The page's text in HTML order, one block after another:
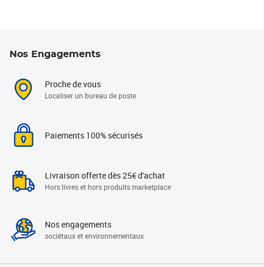
Nos Engagements
Proche de vous
Localiser un bureau de poste
Paiements 100% sécurisés
Livraison offerte dès 25€ d'achat
Hors livres et hors produits marketplace
Nos engagements
sociétaux et environnementaux